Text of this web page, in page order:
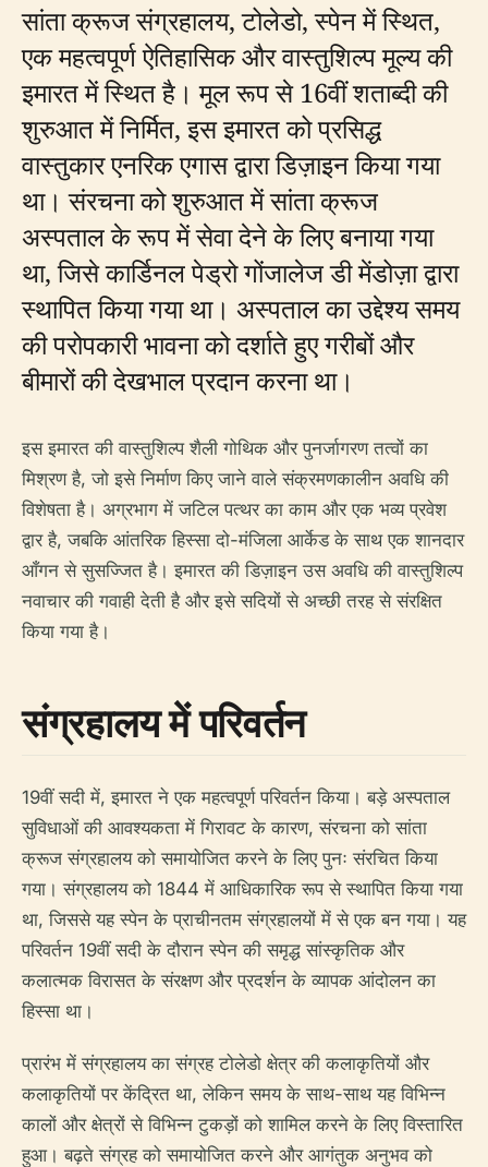
सांता क्रूज संग्रहालय, टोलेडो, स्पेन में स्थित,
एक महत्वपूर्ण ऐतिहासिक और वास्तुशिल्प मूल्य की
इमारत में स्थित है। मूल रूप से 16वीं शताब्दी की
शुरुआत में निर्मित, इस इमारत को प्रसिद्ध
वास्तुकार एनरिक एगास द्वारा डिज़ाइन किया गया
था। संरचना को शुरुआत में सांता क्रूज
अस्पताल के रूप में सेवा देने के लिए बनाया गया
था, जिसे कार्डिनल पेड्रो गोंजालेज डी मेंडोज़ा द्वारा
स्थापित किया गया था। अस्पताल का उद्देश्य समय
की परोपकारी भावना को दर्शाते हुए गरीबों और
बीमारों की देखभाल प्रदान करना था।
इस इमारत की वास्तुशिल्प शैली गोथिक और पुनर्जागरण तत्वों का
मिश्रण है, जो इसे निर्माण किए जाने वाले संक्रमणकालीन अवधि की
विशेषता है। अग्रभाग में जटिल पत्थर का काम और एक भव्य प्रवेश
द्वार है, जबकि आंतरिक हिस्सा दो-मंजिला आर्केड के साथ एक शानदार
आँगन से सुसज्जित है। इमारत की डिज़ाइन उस अवधि की वास्तुशिल्प
नवाचार की गवाही देती है और इसे सदियों से अच्छी तरह से संरक्षित
किया गया है।
संग्रहालय में परिवर्तन
19वीं सदी में, इमारत ने एक महत्वपूर्ण परिवर्तन किया। बड़े अस्पताल
सुविधाओं की आवश्यकता में गिरावट के कारण, संरचना को सांता
क्रूज संग्रहालय को समायोजित करने के लिए पुनः संरचित किया
गया। संग्रहालय को 1844 में आधिकारिक रूप से स्थापित किया गया
था, जिससे यह स्पेन के प्राचीनतम संग्रहालयों में से एक बन गया। यह
परिवर्तन 19वीं सदी के दौरान स्पेन की समृद्ध सांस्कृतिक और
कलात्मक विरासत के संरक्षण और प्रदर्शन के व्यापक आंदोलन का
हिस्सा था।
प्रारंभ में संग्रहालय का संग्रह टोलेडो क्षेत्र की कलाकृतियों और
कलाकृतियों पर केंद्रित था, लेकिन समय के साथ-साथ यह विभिन्न
कालों और क्षेत्रों से विभिन्न टुकड़ों को शामिल करने के लिए विस्तारित
हुआ। बढ़ते संग्रह को समायोजित करने और आगंतुक अनुभव को